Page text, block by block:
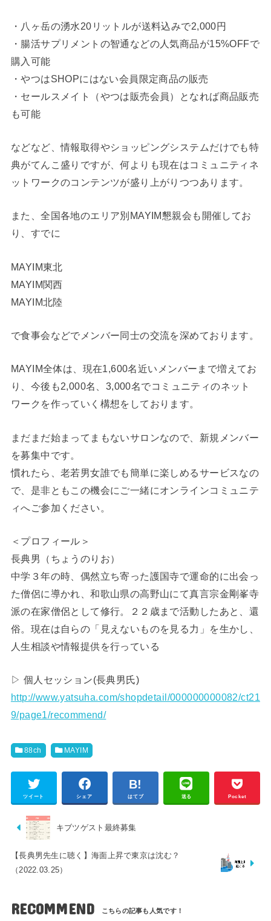
・八ヶ岳の湧水20リットルが送料込みで2,000円
・腸活サプリメントの智通などの人気商品が15%OFFで
購入可能
・やつはSHOPにはない会員限定商品の販売
・セールスメイト（やつは販売会員）となれば商品販売
も可能
などなど、情報取得やショッピングシステムだけでも特
典がてんこ盛りですが、何よりも現在はコミュニティネ
ットワークのコンテンツが盛り上がりつつあります。
また、全国各地のエリア別MAYIM懇親会も開催してお
り、すでに
MAYIM東北
MAYIM関西
MAYIM北陸
で食事会などでメンバー同士の交流を深めております。
MAYIM全体は、現在1,600名近いメンバーまで増えてお
り、今後も2,000名、3,000名でコミュニティのネット
ワークを作っていく構想をしております。
まだまだ始まってまもないサロンなので、新規メンバー
を募集中です。
慣れたら、老若男女誰でも簡単に楽しめるサービスなの
で、是非ともこの機会にご一緒にオンラインコミュニテ
ィへご参加ください。
＜プロフィール＞
長典男（ちょうのりお）
中学３年の時、偶然立ち寄った護国寺で運命的に出会っ
た僧侶に導かれ、和歌山県の高野山にて真言宗金剛峯寺
派の在家僧侶として修行。２２歳まで活動したあと、還
俗。現在は自らの「見えないものを見る力」を生かし、
人生相談や情報提供を行っている
▷ 個人セッション(長典男氏)
http://www.yatsuha.com/shopdetail/000000000082/ct21
9/page1/recommend/
88ch MAYIM
ツイート シェア はてブ 送る Pocket
キブツゲスト最終募集
【長典男先生に聴く】海面上昇で東京は沈む？
（2022.03.25）
RECOMMEND